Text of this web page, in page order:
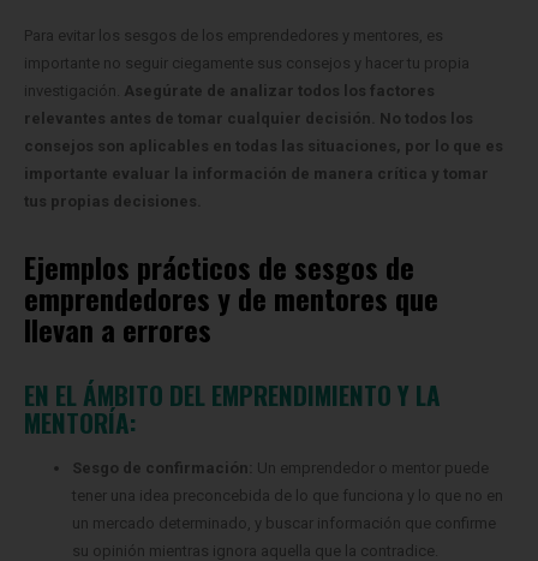
Para evitar los sesgos de los emprendedores y mentores, es
importante no seguir ciegamente sus consejos y hacer tu propia
investigación. Asegúrate de analizar todos los factores
relevantes antes de tomar cualquier decisión. No todos los
consejos son aplicables en todas las situaciones, por lo que es
importante evaluar la información de manera crítica y tomar
tus propias decisiones.
Ejemplos prácticos de sesgos de
emprendedores y de mentores que
llevan a errores
EN EL ÁMBITO DEL EMPRENDIMIENTO Y LA
MENTORÍA:
Sesgo de confirmación: Un emprendedor o mentor puede
tener una idea preconcebida de lo que funciona y lo que no en
un mercado determinado, y buscar información que confirme
su opinión mientras ignora aquella que la contradice.